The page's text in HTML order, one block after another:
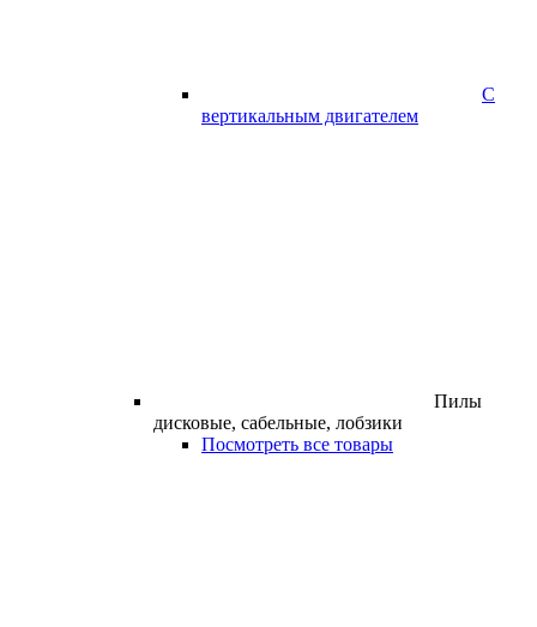
С
вертикальным двигателем
Пилы
дисковые, сабельные, лобзики
Посмотреть все товары